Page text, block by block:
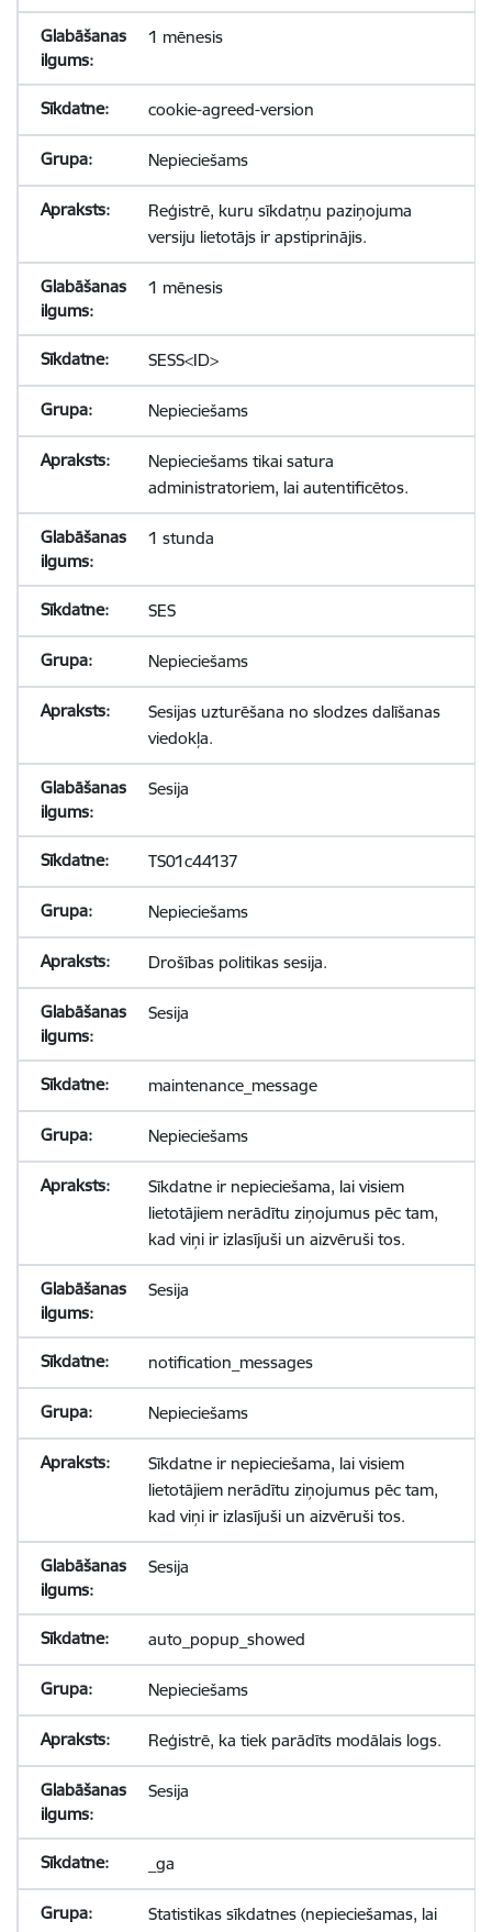
1 mēnesis
cookie-agreed-version
Nepieciešams
Reģistrē, kuru sīkdatņu paziņojuma
versiju lietotājs ir apstiprinājis.
1 mēnesis
SESS<ID>
Nepieciešams
Nepieciešams tikai satura
administratoriem, lai autentificētos.
1 stunda
SES
Nepieciešams
Sesijas uzturēšana no slodzes dalīšanas
viedokļa.
Sesija
TS01c44137
Nepieciešams
Drošības politikas sesija.
Sesija
maintenance_message
Nepieciešams
Sīkdatne ir nepieciešama, lai visiem
lietotājiem nerādītu ziņojumus pēc tam,
kad viņi ir izlasījuši un aizvēruši tos.
Sesija
notification_messages
Nepieciešams
Sīkdatne ir nepieciešama, lai visiem
lietotājiem nerādītu ziņojumus pēc tam,
kad viņi ir izlasījuši un aizvēruši tos.
Sesija
auto_popup_showed
Nepieciešams
Reģistrē, ka tiek parādīts modālais logs.
Sesija
_ga
Statistikas sīkdatnes (nepieciešamas, lai